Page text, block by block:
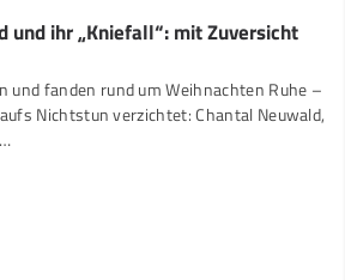
und ihr „Kniefall“: mit Zuversicht
und fanden rund um Weihnachten Ruhe –
Nichtstun verzichtet: Chantal Neuwald,